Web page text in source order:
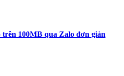
trên 100MB qua Zalo đơn giản